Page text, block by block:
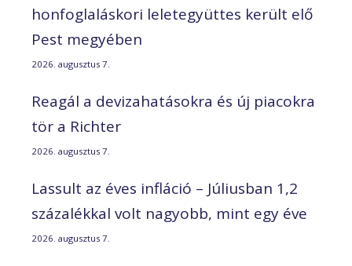
honfoglaláskori leletegyüttes került elő
Pest megyében
2026. augusztus 7.
Reagál a devizahatásokra és új piacokra
tör a Richter
2026. augusztus 7.
Lassult az éves infláció – Júliusban 1,2
százalékkal volt nagyobb, mint egy éve
2026. augusztus 7.